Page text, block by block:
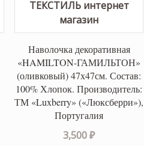
Наволочка декоративная
«HAMILTON-ГАМИЛЬТОН»
(оливковый) 47х47см. Состав:
100% Хлопок. Производитель:
ТМ «Luxberry» («Люксберри»),
Португалия
3,500₽